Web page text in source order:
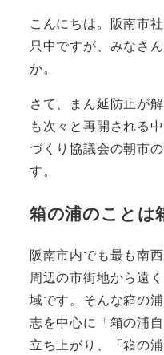
こんにちは。阪南市
只中ですが、みなさ
か。
さて、まん延防止が
も次々と再開される
づくり協議会の朝市
す。
箱の浦のことは
阪南市内でも最も南
周辺の市街地から遠
域です。そんな箱の
志を中心に「箱の浦
立ち上がり、「箱の